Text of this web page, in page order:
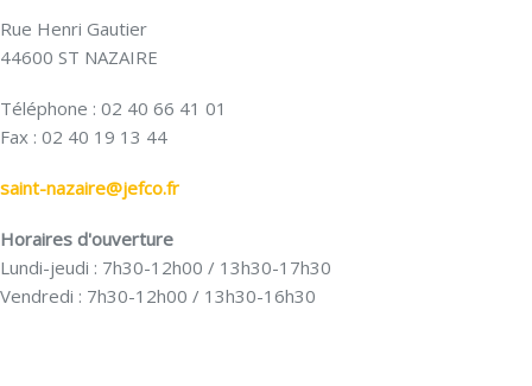
Rue Henri Gautier
44600 ST NAZAIRE
Téléphone : 02 40 66 41 01
Fax : 02 40 19 13 44
saint-nazaire@jefco.fr
Horaires d'ouverture
Lundi-jeudi : 7h30-12h00 / 13h30-17h30
Vendredi : 7h30-12h00 / 13h30-16h30